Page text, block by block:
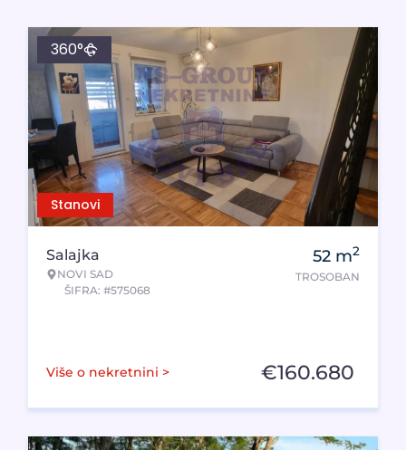
Stanovi
360°
Salajka
NOVI SAD
ŠIFRA: #575068
52 m2
TROSOBAN
Više o nekretnini > €160.680